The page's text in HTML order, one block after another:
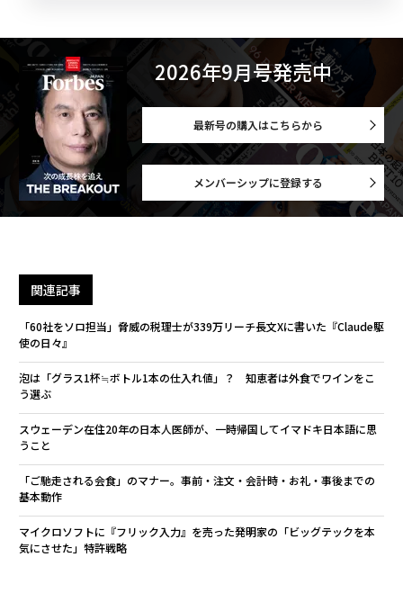
2026年9月号発売中
最新号の購入はこちらから
メンバーシップに登録する
関連記事
「60社をソロ担当」脅威の税理士が339万リーチ長文Xに書いた『Claude駆
使の日々』
泡は「グラス1杯≒ボトル1本の仕入れ値」？ 知恵者は外食でワインをこ
う選ぶ
スウェーデン在住20年の日本人医師が、一時帰国してイマドキ日本語に思
うこと
「ご馳走される会食」のマナー。事前・注文・会計時・お礼・事後までの
基本動作
マイクロソフトに『フリック入力』を売った発明家の「ビッグテックを本
気にさせた」特許戦略